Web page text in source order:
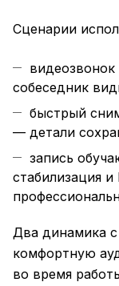
Сценарии
собеседник
быстрый
— детали
запись
стабилизация
Два динамика
комфортную
во время